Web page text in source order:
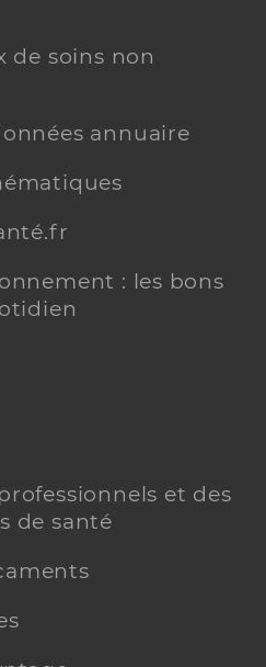
de soins non
annuaire
: les bons
et des
de santé